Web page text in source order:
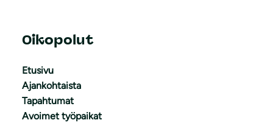
Oikopolut
Etusivu
Ajankohtaista
Tapahtumat
Avoimet työpaikat